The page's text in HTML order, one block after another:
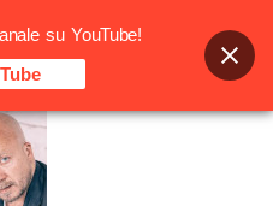
su YouTube!